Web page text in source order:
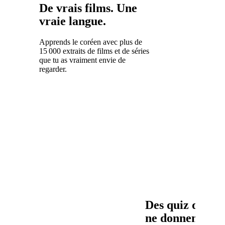
De vrais films. Une
vraie langue.
Apprends le coréen avec plus de
15 000 extraits de films et de séries
que tu as vraiment envie de
regarder.
Des quiz qui
ne donnent